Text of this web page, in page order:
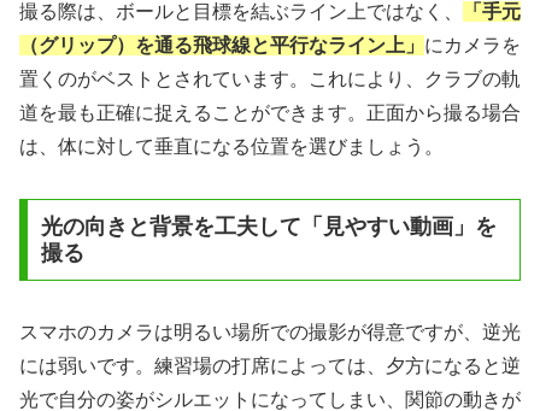
撮る際は、ボールと目標を結ぶライン上ではなく、
「手元
（グリップ）を通る飛球線と平行なライン上」 にカメラを
置くのがベストとされています。これにより、クラブの軌
道を最も正確に捉えることができます。正面から撮る場合
は、体に対して垂直になる位置を選びましょう。
光の向きと背景を工夫して「見やすい動画」を
撮る
スマホのカメラは明るい場所での撮影が得意ですが、逆光
には弱いです。練習場の打席によっては、夕方になると逆
光で自分の姿がシルエットになってしまい、関節の動きが